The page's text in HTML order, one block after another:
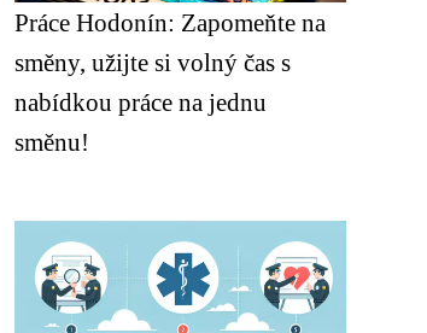
Práce Hodonín: Zapomeňte na
směny, užijte si volný čas s
nabídkou práce na jednu
směnu!